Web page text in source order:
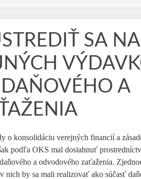
SA NA
A
o konsolidáciu verejných financií a
podľa OKS mal dosiahnuť
a odvodového zaťaženia.
nich by sa mali realizovať ako súčasť